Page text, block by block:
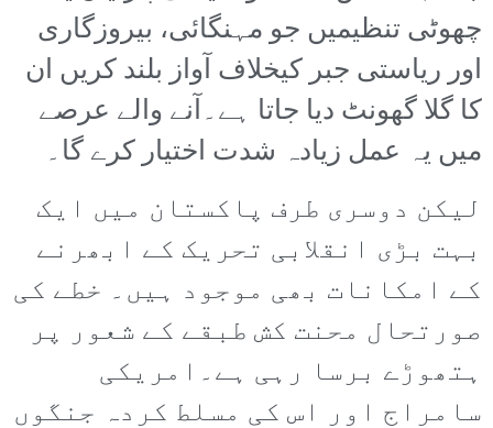
چھوٹی تنظیمیں جو مہنگائی، بیروزگاری
اور ریاستی جبر کیخلاف آواز بلند کریں ان
کا گلا گھونٹ دیا جاتا ہے۔آنے والے عرصے
میں یہ عمل زیادہ شدت اختیار کرے گا۔
لیکن دوسری طرف پاکستان میں ایک
بہت بڑی انقلابی تحریک کے ابھرنے
کے امکانات بھی موجود ہیں۔ خطے کی
صورتحال محنت کش طبقے کے شعور پر
ہتھوڑے برسا رہی ہے۔امریکی
سامراج اور اس کی مسلط کردہ جنگوں